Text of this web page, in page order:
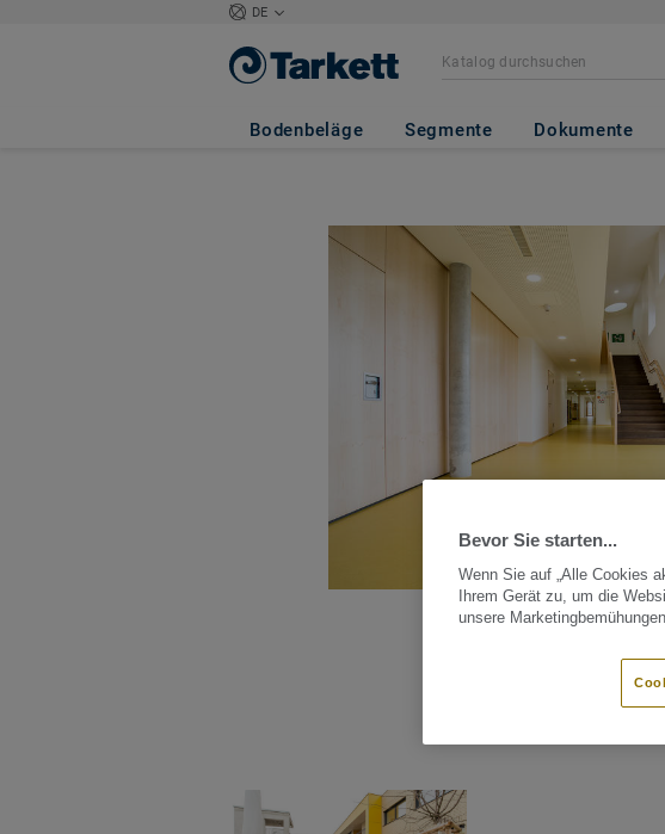
DE
Bodenbeläge Segmente Dokumente
Bilder-
Bevor Sie starten...
Wenn Sie auf „Alle Cookies
Ihrem Gerät zu, um die
unsere